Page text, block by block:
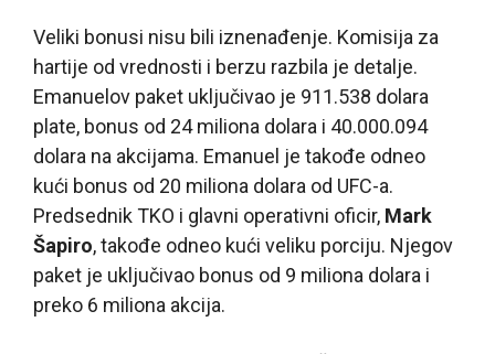
Veliki bonusi nisu bili iznenađenje. Komisija za
hartije od vrednosti i berzu razbila je detalje.
Emanuelov paket uključivao je 911.538 dolara
plate, bonus od 24 miliona dolara i 40.000.094
dolara na akcijama. Emanuel je takođe odneo
kući bonus od 20 miliona dolara od UFC-a.
Predsednik TKO i glavni operativni oficir, Mark
Šapiro, takođe odneo kući veliku porciju. Njegov
paket je uključivao bonus od 9 miliona dolara i
preko 6 miliona akcija.